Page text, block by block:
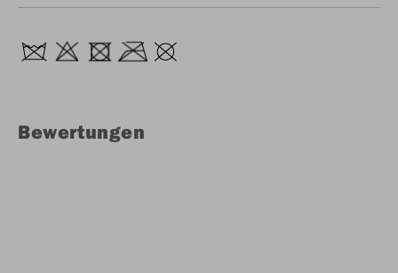
Bewertungen